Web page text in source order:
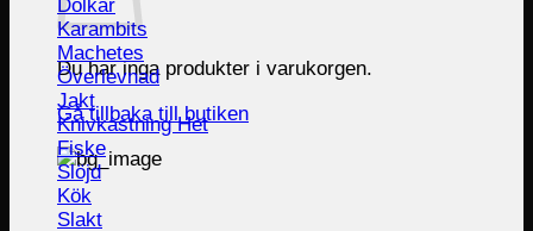
Du har inga produkter i varukorgen.
Gå tillbaka till butiken
Dolkar
Karambits
Machetes
Överlevnad
Jakt
Knivkastning
Fiske
Slöjd
Kök
Slakt